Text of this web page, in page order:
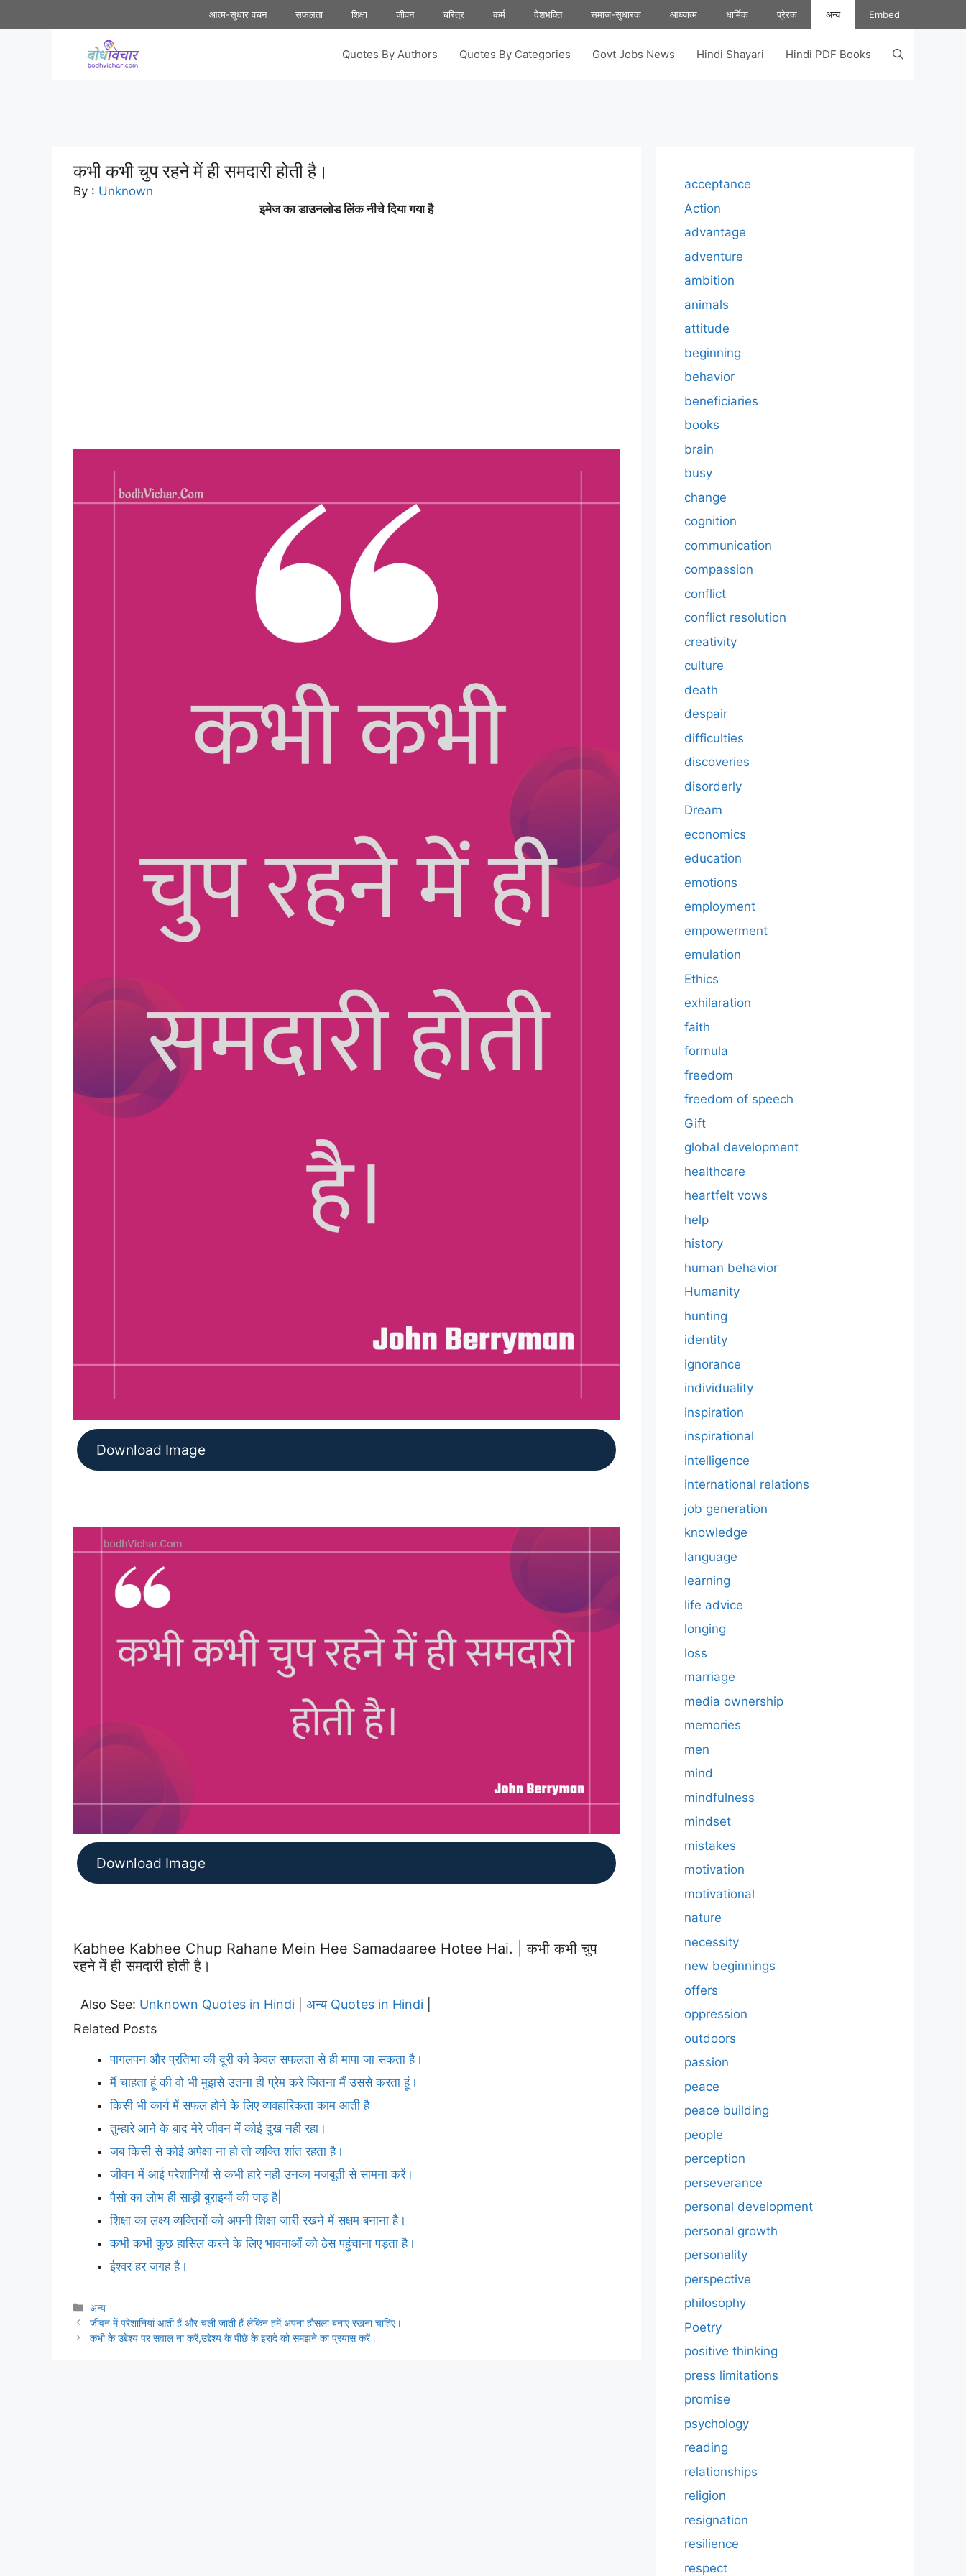
to
आत्म-सुधार वचन सफलता शिक्षा जीवन चरित्र कर्म देशभक्ति समाज-सुधारक आध्यात्म धार्मिक प्रेरक अन्य Embed
Quotes By Authors Quotes By Categories Govt Jobs News Hindi Shayari Hindi PDF Books
कभी कभी चुप रहने में ही समदारी होती है।
By : Unknown
इमेज का डाउनलोड लिंक नीचे दिया गया है
Download Image
Download Image
Kabhee Kabhee Chup Rahane Mein Hee Samadaaree Hotee Hai. | कभी कभी चुप
रहने में ही समदारी होती है।
Also See: Unknown Quotes in Hindi अन्य Quotes in Hindi
Related Posts
पागलपन और प्रतिभा की दूरी को केवल सफलता से ही मापा जा सकता है।
मैं चाहता हूं की वो भी मुझसे उतना ही प्रेम करे जितना मैं उससे करता हूं।
किसी भी कार्य में सफल होने के लिए व्यवहारिकता काम आती है
तुम्हारे आने के बाद मेरे जीवन में कोई दुख नही रहा।
जब किसी से कोई अपेक्षा ना हो तो व्यक्ति शांत रहता है।
जीवन में आई परेशानियों से कभी हारे नही उनका मजबूती से सामना करें।
पैसो का लोभ ही साड़ी बुराइयों की जड़ है|
शिक्षा का लक्ष्य व्यक्तियों को अपनी शिक्षा जारी रखने में सक्षम बनाना है।
कभी कभी कुछ हासिल करने के लिए भावनाओं को ठेस पहुंचाना पड़ता है।
ईश्वर हर जगह है।
Categories
अन्य
जीवन में परेशानियां आती हैं और चली जाती हैं लेकिन हमें अपना हौसला बनाए रखना चाहिए।
कभी के उद्देश्य पर सवाल ना करें,उद्देश्य के पीछे के इरादे को समझने का प्रयास करें।
acceptance
Action
advantage
adventure
ambition
animals
attitude
beginning
behavior
beneficiaries
books
brain
busy
change
cognition
communication
compassion
conflict
conflict resolution
creativity
culture
death
despair
difficulties
discoveries
disorderly
Dream
economics
education
emotions
employment
empowerment
emulation
Ethics
exhilaration
faith
formula
freedom
freedom of speech
Gift
global development
healthcare
heartfelt vows
help
history
human behavior
Humanity
hunting
identity
ignorance
individuality
inspiration
inspirational
intelligence
international relations
job generation
knowledge
language
learning
life advice
longing
loss
marriage
media ownership
memories
men
mind
mindfulness
mindset
mistakes
motivation
motivational
nature
necessity
new beginnings
offers
oppression
outdoors
passion
peace
peace building
people
perception
perseverance
personal development
personal growth
personality
perspective
philosophy
Poetry
positive thinking
press limitations
promise
psychology
reading
relationships
religion
resignation
resilience
respect